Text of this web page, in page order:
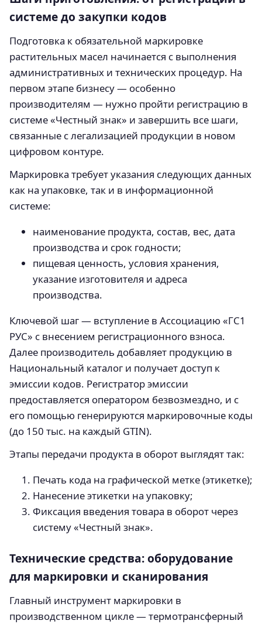
системе до закупки кодов
Подготовка к обязательной маркировке
растительных масел начинается с выполнения
административных и технических процедур. На
первом этапе бизнесу — особенно
производителям — нужно пройти регистрацию в
системе «Честный знак» и завершить все шаги,
связанные с легализацией продукции в новом
цифровом контуре.
Маркировка требует указания следующих данных
как на упаковке, так и в информационной
системе:
наименование продукта, состав, вес, дата
производства и срок годности;
пищевая ценность, условия хранения,
указание изготовителя и адреса
производства.
Ключевой шаг — вступление в Ассоциацию «ГС1
РУС» с внесением регистрационного взноса.
Далее производитель добавляет продукцию в
Национальный каталог и получает доступ к
эмиссии кодов. Регистратор эмиссии
предоставляется оператором безвозмездно, и с
его помощью генерируются маркировочные коды
(до 150 тыс. на каждый GTIN).
Этапы передачи продукта в оборот выглядят так:
Печать кода на графической метке (этикетке);
Нанесение этикетки на упаковку;
Фиксация введения товара в оборот через
систему «Честный знак».
Технические средства: оборудование
для маркировки и сканирования
Главный инструмент маркировки в
производственном цикле — термотрансферный